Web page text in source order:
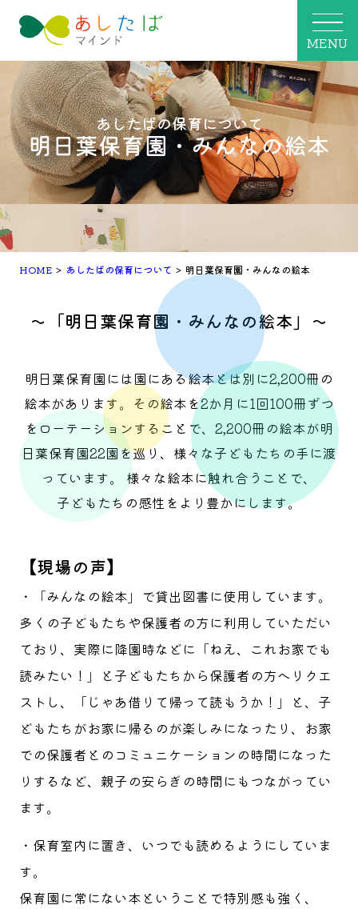
MENU
あしたばの保育について
明日葉保育園・みんなの絵本
HOME > あしたばの保育について > 明日葉保育園・みんなの絵本
～「明日葉保育園・みんなの絵本」～
明日葉保育園には園にある絵本とは別に2,200冊の
絵本があります。 その絵本を2か月に1回100冊ずつ
をローテーションすることで、2,200冊の絵本が明
日葉保育園22園を巡り、 様々な子どもたちの手に渡
っています。 様々な絵本に触れ合うことで、
子どもたちの感性をより豊かにします。
【現場の声】
・「みんなの絵本」で貸出図書に使用しています。
多くの子どもたちや保護者の方に利用していただい
ており、実際に降園時などに「ねえ、これお家でも
読みたい！」と子どもたちから保護者の方へリクエ
ストし、「じゃあ借りて帰って読もうか！」と、子
どもたちがお家に帰るのが楽しみになったり、お家
での保護者とのコミュニケーションの時間になった
りするなど、親子の安らぎの時間にもつながってい
ます。
・保育室内に置き、いつでも読めるようにしていま
す。
保育園に常にない本ということで特別感も強く、